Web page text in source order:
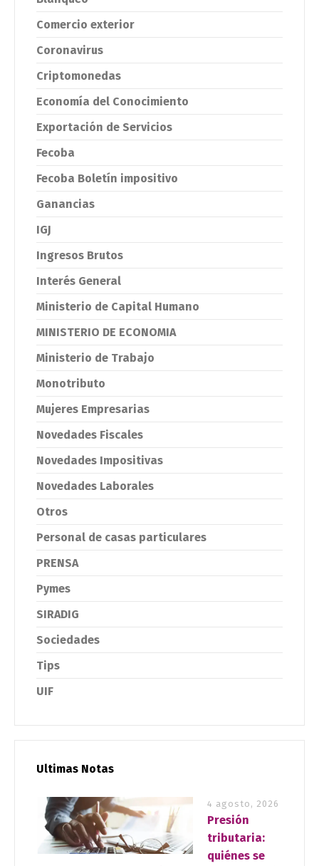
Comercio exterior
Coronavirus
Criptomonedas
Economía del Conocimiento
Exportación de Servicios
Fecoba
Fecoba Boletín impositivo
Ganancias
IGJ
Ingresos Brutos
Interés General
Ministerio de Capital Humano
MINISTERIO DE ECONOMIA
Ministerio de Trabajo
Monotributo
Mujeres Empresarias
Novedades Fiscales
Novedades Impositivas
Novedades Laborales
Otros
Personal de casas particulares
PRENSA
Pymes
SIRADIG
Sociedades
Tips
UIF
Ultimas Notas
4 agosto, 2026
Presión
tributaria:
quiénes se